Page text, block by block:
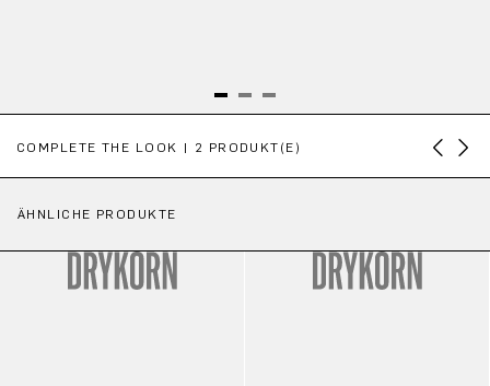
COMPLETE THE LOOK | 2 PRODUKT(E)
ÄHNLICHE PRODUKTE